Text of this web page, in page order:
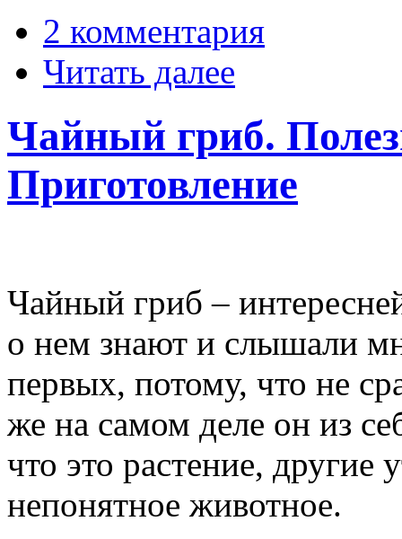
2 комментария
Читать далее
Чайный гриб.
Приготовление
Чайный гриб –
о нем знают и слышали
первых, потому, что не
же на самом деле он из
что это растение, другие
непонятное животное.